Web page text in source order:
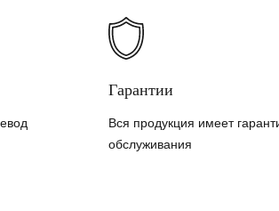
Гарантии
Вся продукция имеет
обслуживания